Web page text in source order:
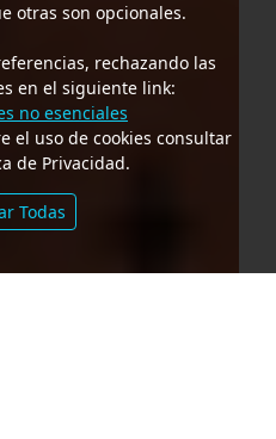
otras son opcionales.
rechazando las
en el siguiente link:
no esenciales
el uso de cookies consultar
de Privacidad.
Todas